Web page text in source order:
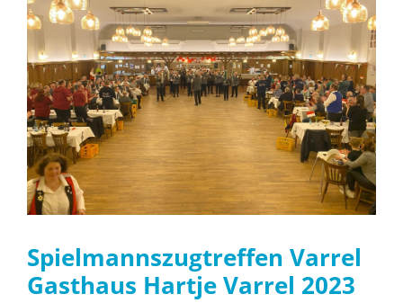
Spielmannszugtreffen Varrel
Gasthaus Hartje Varrel 2023